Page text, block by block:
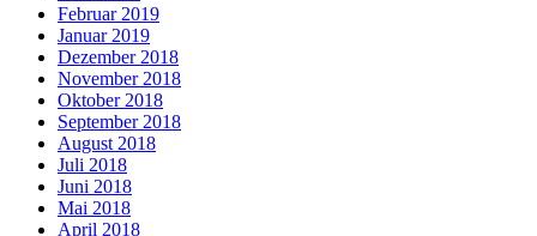
Februar 2019
Januar 2019
Dezember 2018
November 2018
Oktober 2018
September 2018
August 2018
Juli 2018
Juni 2018
Mai 2018
April 2018